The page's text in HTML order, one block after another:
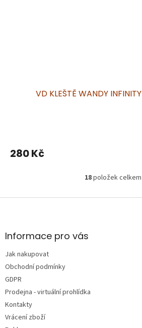
VD KLEŠTĚ WANDY
280 Kč
O
l
18položek celkem
Z
aInformace pro vás
Jak nakupovat
Obchodní podmínky
GDPR
Prodejna - virtuální prohlídka
Kontakty
Vrácení zboží